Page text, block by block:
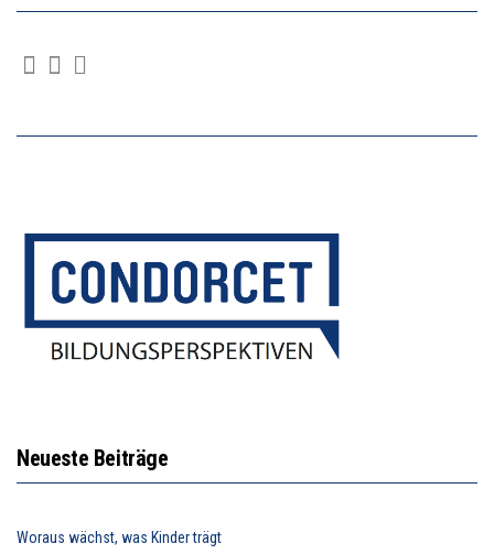
Neueste Beiträge
Woraus wächst, was Kinder trägt